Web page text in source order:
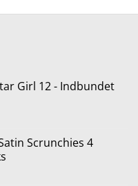
365,00 kr..
Girl 12 - Indbundet
Scrunchies 4